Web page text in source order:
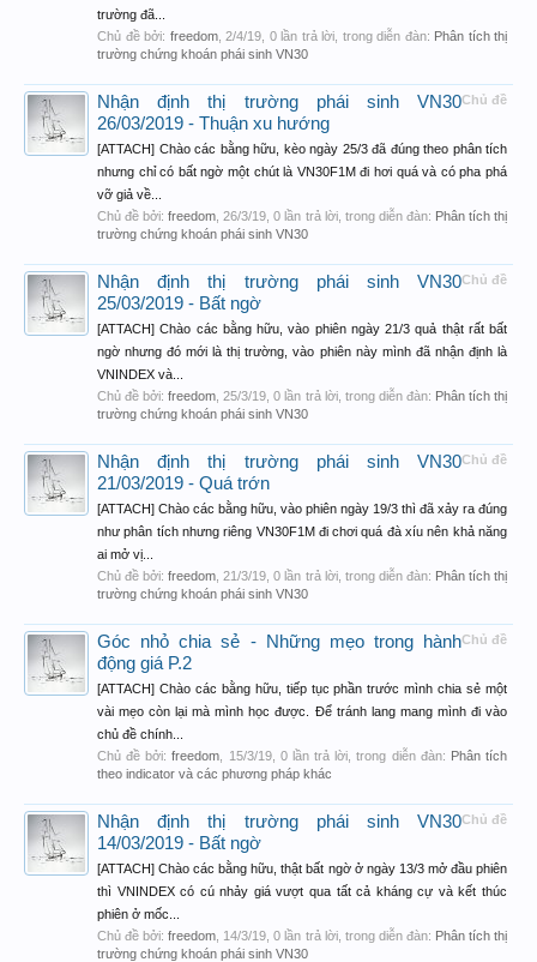
trường đã...
Chủ đề bởi: freedom, 2/4/19 , 0 lần trả lời, trong diễn đàn: Phân tích thị
trường chứng khoán phái sinh VN30
Chủ đề
Nhận định thị trường phái sinh VN30
26/03/2019 - Thuận xu hướng
[ATTACH] Chào các bằng hữu, kèo ngày 25/3 đã đúng theo phân tích
nhưng chỉ có bất ngờ một chút là VN30F1M đi hơi quá và có pha phá
vỡ giả về...
Chủ đề bởi:freedom ,26/3/19 , 0 lần trả lời, trong diễn đàn: Phân tích thị
trường chứng khoán phái sinh VN30
Chủ đề
Nhận định thị trường phái sinh VN30
25/03/2019 - Bất ngờ
[ATTACH] Chào các bằng hữu, vào phiên ngày 21/3 quả thật rất bất
ngờ nhưng đó mới là thị trường, vào phiên này mình đã nhận định là
VNINDEX và...
Chủ đề bởi:freedom ,25/3/19 , 0 lần trả lời, trong diễn đàn: Phân tích thị
trường chứng khoán phái sinh VN30
Chủ đề
Nhận định thị trường phái sinh VN30
21/03/2019 - Quá trớn
[ATTACH] Chào các bằng hữu, vào phiên ngày 19/3 thì đã xảy ra đúng
như phân tích nhưng riêng VN30F1M đi chơi quá đà xíu nên khả năng
ai mở vị...
Chủ đề bởi:freedom ,21/3/19 , 0 lần trả lời, trong diễn đàn: Phân tích thị
trường chứng khoán phái sinh VN30
Chủ đề
Góc nhỏ chia sẻ - Những mẹo trong hành
động giá P.2
[ATTACH] Chào các bằng hữu, tiếp tục phần trước mình chia sẻ một
vài mẹo còn lại mà mình học được. Để tránh lang mang mình đi vào
chủ đề chính...
Chủ đề bởi:freedom 15/3/19, 0 lần trả lời, trong diễn đàn: Phân tích
theo indicator và các phương pháp khác
Chủ đề
Nhận định thị trường phái sinh VN30
14/03/2019 - Bất ngờ
[ATTACH] Chào các bằng hữu, thật bất ngờ ở ngày 13/3 mở đầu phiên
thì VNINDEX có cú nhảy giá vượt qua tất cả kháng cự và kết thúc
phiên ở mốc...
Chủ đề bởi:freedom 14/3/19 , 0 lần trả lời, trong diễn đàn: Phân tích thị
trường chứng khoán phái sinh VN30